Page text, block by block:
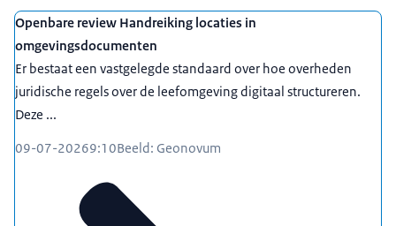
Openbare review Handreiking locaties in
omgevingsdocumenten
Er bestaat een vastgelegde standaard over hoe overheden
juridische regels over de leefomgeving digitaal structureren.
Deze ...
09-07-20269:10Beeld: Geonovum